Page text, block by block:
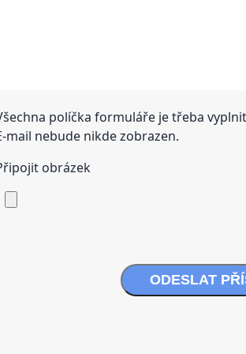
políčka formuláře je třeba
mail nebude nikde zobrazen.
obrázek
ODESLAT